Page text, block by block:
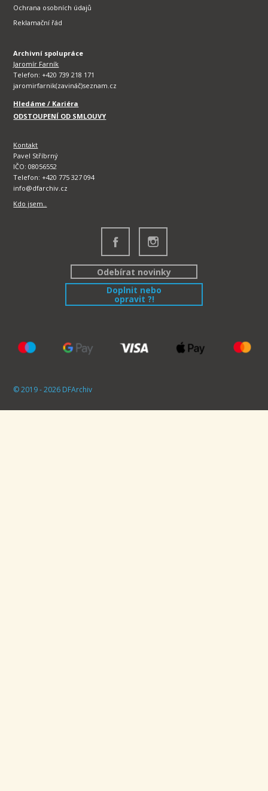
Ochrana osobních údajů
Reklamační řád
Archivní spolupráce
Jaromír Farník
Telefon: +420 739 218 171
jaromirfarnik(zavináč)seznam.cz
Hledáme / Kariéra
ODSTOUPENÍ OD SMLOUVY
Kontakt
Pavel Stříbrný
IČO: 08056552
Telefon: +420 775 327 094
info@dfarchiv.cz
Kdo jsem..
Odebírat novinky
Doplnit nebo
opravit ?!
© 2019 - 2026 DFArchiv